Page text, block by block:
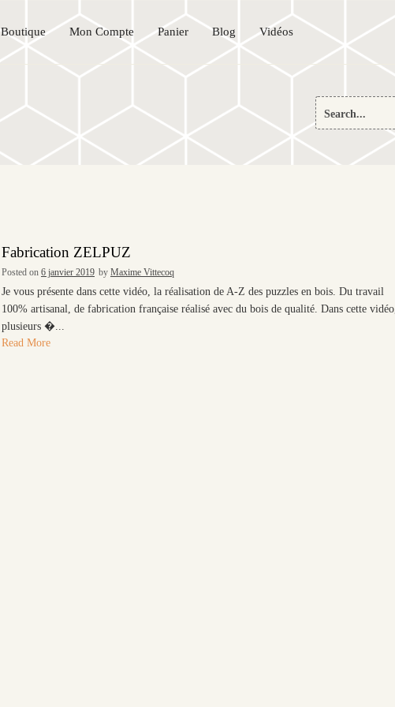
Boutique Mon Compte Panier Blog Vidéos
Search
for:
Fabrication ZELPUZ
Posted on 6 janvier 2019 by Maxime Vittecoq
Je vous présente dans cette vidéo, la réalisation de A-Z des puzzles en bois. Du travail
100% artisanal, de fabrication française réalisé avec du bois de qualité. Dans cette vidéo,
plusieurs �...
Read More